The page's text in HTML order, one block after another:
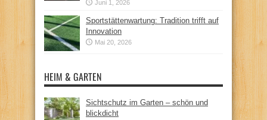
Juni 1, 2026
Sportstättenwartung: Tradition trifft auf
Innovation
Mai 20, 2026
HEIM & GARTEN
Sichtschutz im Garten – schön und
blickdicht